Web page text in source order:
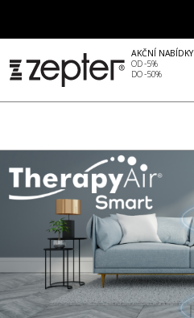
AKČNÍ NABÍDKY
OD -5%
DO -50%